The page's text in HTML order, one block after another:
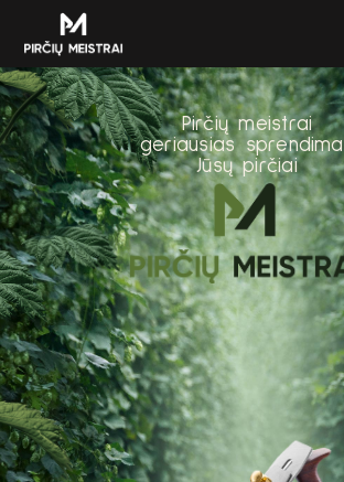
Pirčių meistrai
geriausias sprendima
Jūsų pirčiai